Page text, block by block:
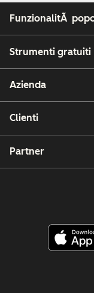
FunzionalitÃ
Strumenti gratuiti
Azienda
Clienti
Partner